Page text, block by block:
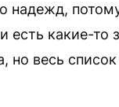
надежд,
есть какие-
но весь